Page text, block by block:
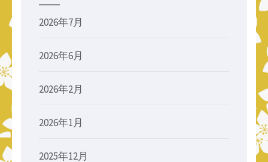
2026年7月
2026年6月
2026年2月
2026年1月
2025年12月